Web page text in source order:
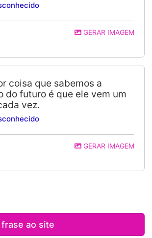
GERAR IMAGEM
coisa que sabemos a
do futuro é que ele vem um
vez.
GERAR IMAGEM
frase ao site